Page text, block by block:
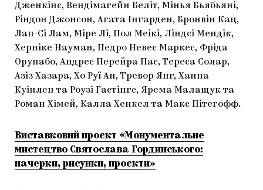
Дженкінс, Вендімагейн Беліт, Мінья Бьябьяні,
Ріндон Джонсон, Агата Інгарден, Бронвін Кац,
Лап-Сі Лам, Міре Лі, Пол Меікі, Ліндсі Мендік,
Херніке Науман, Педро Невес Маркес, Фріда
Орупабо, Андрес Перейра Пас, Тереса Солар,
Азіз Хазара, Хо Руї Ан, Тревор Янг, Ханна
Куінлен та Роузі Гастінгс, Ярема Малащук та
Роман Хімей, Калла Хенкел та Макс Пітегофф.
Виставковий проєкт «Монументальне
мистецтво Святослава Гординського:
начерки, рисунки, проєкти»